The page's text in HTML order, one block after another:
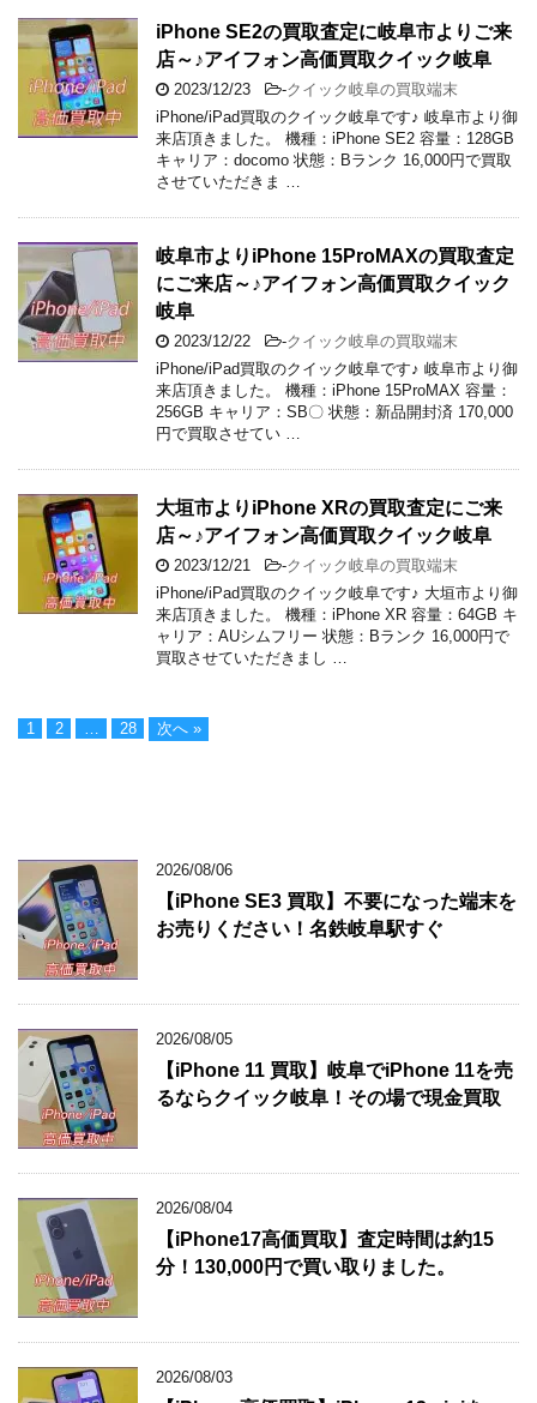
iPhone SE2の買取査定に岐阜市よりご来
店～♪アイフォン高価買取クイック岐阜
2023/12/23 -クイック岐阜の買取端末
iPhone/iPad買取のクイック岐阜です♪ 岐阜市より御
来店頂きました。 機種：iPhone SE2 容量：128GB
キャリア：docomo 状態：Bランク 16,000円で買取
させていただきま …
岐阜市よりiPhone 15ProMAXの買取査定
にご来店～♪アイフォン高価買取クイック
岐阜
2023/12/22 -クイック岐阜の買取端末
iPhone/iPad買取のクイック岐阜です♪ 岐阜市より御
来店頂きました。 機種：iPhone 15ProMAX 容量：
256GB キャリア：SB〇 状態：新品開封済 170,000
円で買取させてい …
大垣市よりiPhone XRの買取査定にご来
店～♪アイフォン高価買取クイック岐阜
2023/12/21 -クイック岐阜の買取端末
iPhone/iPad買取のクイック岐阜です♪ 大垣市より御
来店頂きました。 機種：iPhone XR 容量：64GB キ
ャリア：AUシムフリー 状態：Bランク 16,000円で
買取させていただきまし …
1 2 … 28 次へ »
2026/08/06
【iPhone SE3 買取】不要になった端末を
お売りください！名鉄岐阜駅すぐ
2026/08/05
【iPhone 11 買取】岐阜でiPhone 11を売
るならクイック岐阜！その場で現金買取
2026/08/04
【iPhone17高価買取】査定時間は約15
分！130,000円で買い取りました。
2026/08/03